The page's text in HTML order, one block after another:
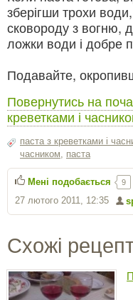
зберігши трохи
сковороду з вогню,
ложки води і добре
Подавайте,
Повернутись на
креветками і
паста з креветками і
часником, паста
27 лютого 2011, 12:35
Мені подобається 9
Схожі